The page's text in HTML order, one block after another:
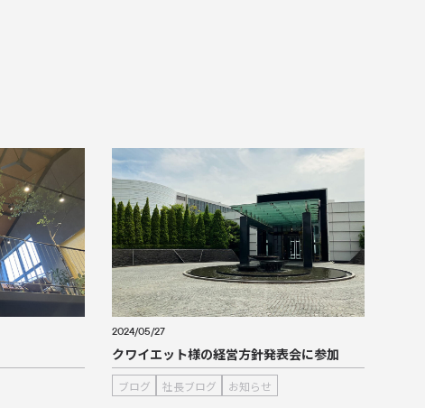
2024/05/27
クワイエット様の経営方針発表会に参加
ブログ 社長ブログ お知らせ